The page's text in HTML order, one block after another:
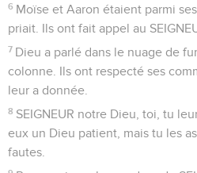
6 Moïse et Aaron étaient parmi
priait. Ils ont fait appel au
7 Dieu a parlé dans le nuage de
colonne. Ils ont respecté ses
leur a donnée.
8 SEIGNEUR notre Dieu, toi, tu
eux un Dieu patient, mais tu les
fautes.